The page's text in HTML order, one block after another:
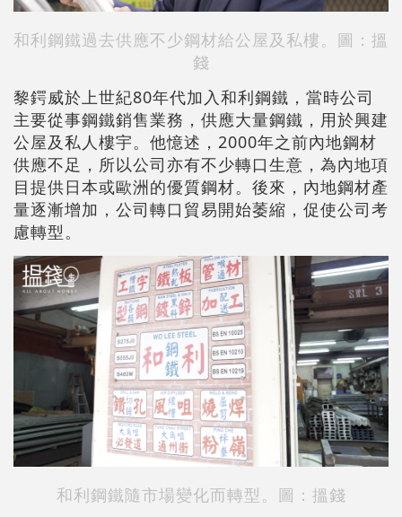
和利鋼鐵過去供應不少鋼材給公屋及私樓。圖：搵
錢
黎鍔威於上世紀80年代加入和利鋼鐵，當時公司
主要從事鋼鐵銷售業務，供應大量鋼鐵，用於興建
公屋及私人樓宇。他憶述，2000年之前內地鋼材
供應不足，所以公司亦有不少轉口生意，為內地項
目提供日本或歐洲的優質鋼材。後來，內地鋼材產
量逐漸增加，公司轉口貿易開始萎縮，促使公司考
慮轉型。
和利鋼鐵隨市場變化而轉型。圖：搵錢